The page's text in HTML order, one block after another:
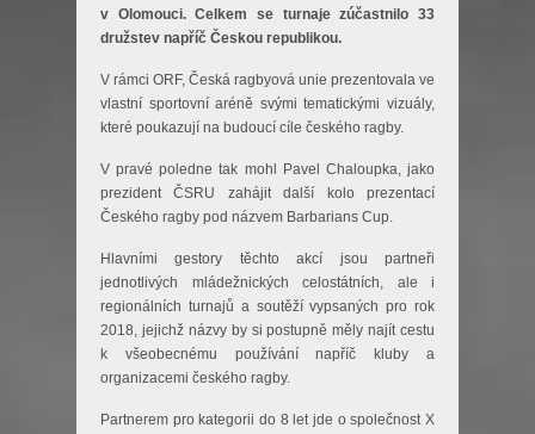
v Olomouci. Celkem se turnaje zúčastnilo 33
družstev napříč Českou republikou.
V rámci ORF, Česká ragbyová unie prezentovala ve
vlastní sportovní aréně svými tematickými vizuály,
které poukazují na budoucí cíle českého ragby.
V pravé poledne tak mohl Pavel Chaloupka, jako
prezident ČSRU zahájit další kolo prezentací
Českého ragby pod názvem Barbarians Cup.
Hlavními gestory těchto akcí jsou partneři
jednotlivých mládežnických celostátních, ale i
regionálních turnajů a soutěží vypsaných pro rok
2018, jejichž názvy by si postupně měly najít cestu
k všeobecnému používání napříč kluby a
organizacemi českého ragby.
Partnerem pro kategorii do 8 let jde o společnost X